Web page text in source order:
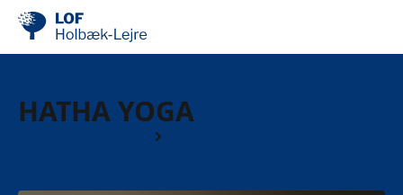
HATHA YOGA